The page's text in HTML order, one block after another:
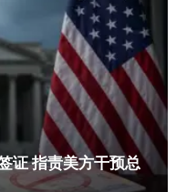
证 指责美方干预总